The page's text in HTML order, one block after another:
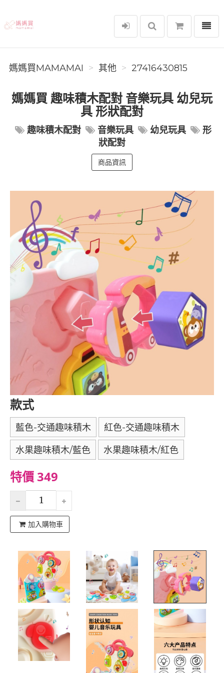
媽媽買MAMAMAI
選單
媽媽買MAMAMAI 其他 27416430815
媽媽買 趣味積木配對 音樂玩具 幼兒玩
具 形狀配對
趣味積木配對 音樂玩具 幼兒玩具
形
狀配對
商品資訊
款式
藍色-交通趣味積木 紅色-交通趣味積木
水果趣味積木/藍色 水果趣味積木/紅色
特價 349
加入購物車